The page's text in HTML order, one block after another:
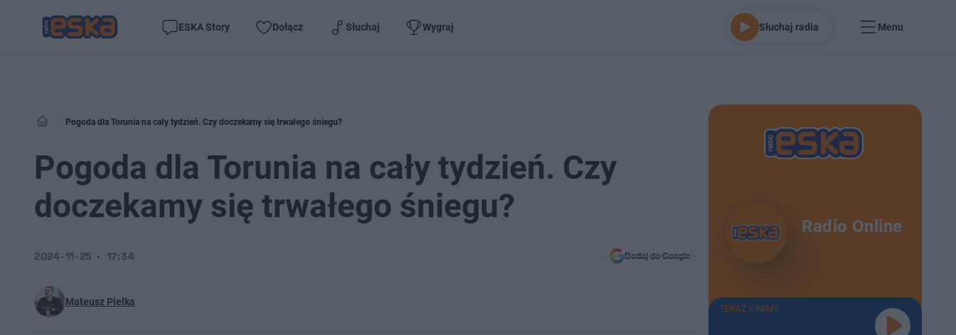
ESKA Story Dołącz Słuchaj Wygraj Słuchaj radia Menu
Pogoda dla Torunia na cały tydzień. Czy doczekamy się trwałego śniegu?
Pogoda dla Torunia na cały tydzień. Czy
doczekamy się trwałego śniegu?
Mateusz Pielka
2024-11-25 17:34 Dodaj do Google
Radio Online
TERAZ GRAMY